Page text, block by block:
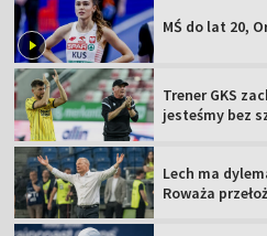
MŚ do lat 20,
Trener GKS
jesteśmy bez
Lech ma
Roważa